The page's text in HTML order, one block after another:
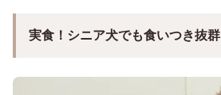
実食！シニア犬でも食いつき抜群